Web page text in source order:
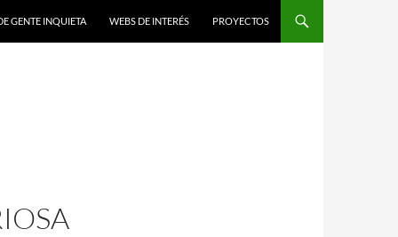
GENTE INQUIETA WEBS DE INTERÉS PROYECTOS